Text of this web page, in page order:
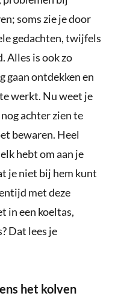
soms zie je door
gedachten, twijfels
Alles is ook zo
gaan ontdekken en
werkt. Nu weet je
achter zien te
bewaren. Heel
hebt om aan je
je niet bij hem kunt
met deze
in een koeltas,
Dat lees je
het kolven